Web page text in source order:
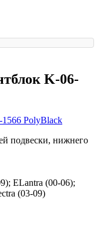
K-06-
подвески, нижнего
ELantra (00-06);
(03-09)